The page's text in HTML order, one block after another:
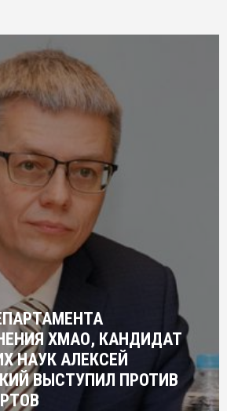
ХМАО, КАНДИДАТ
НАУК АЛЕКСЕЙ
ВЫСТУПИЛ ПРОТИВ